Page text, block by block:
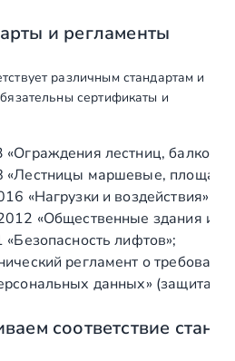
и регламенты
различным стандартам и
сертификаты и
лестниц,
маршевые,
«Нагрузки и воздействия»
«Общественные здания и
лифтов»;
регламент о
данных» (защита
соответствие